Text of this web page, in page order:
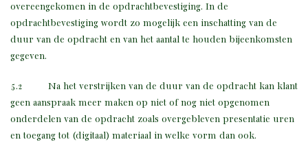
overeengekomen in de opdrachtbevestiging. In de
opdrachtbevestiging wordt zo mogelijk een inschatting van de
duur van de opdracht en van het aantal te houden bijeenkomsten
gegeven.
5.2 Na het verstrijken van de duur van de opdracht kan klant
geen aanspraak meer maken op niet of nog niet opgenomen
onderdelen van de opdracht zoals overgebleven presentatie uren
en toegang tot (digitaal) materiaal in welke vorm dan ook.